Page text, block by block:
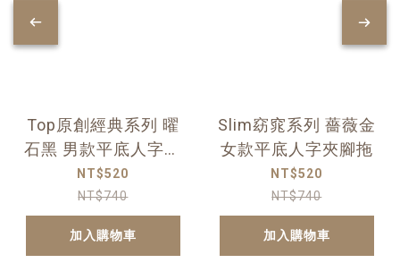
Top原創經典系列 曜
石黑 男款平底人字夾
腳拖
NT$520
NT$740
加入購物車
Slim窈窕系列 薔薇金
女款平底人字夾腳拖
NT$520
NT$740
加入購物車